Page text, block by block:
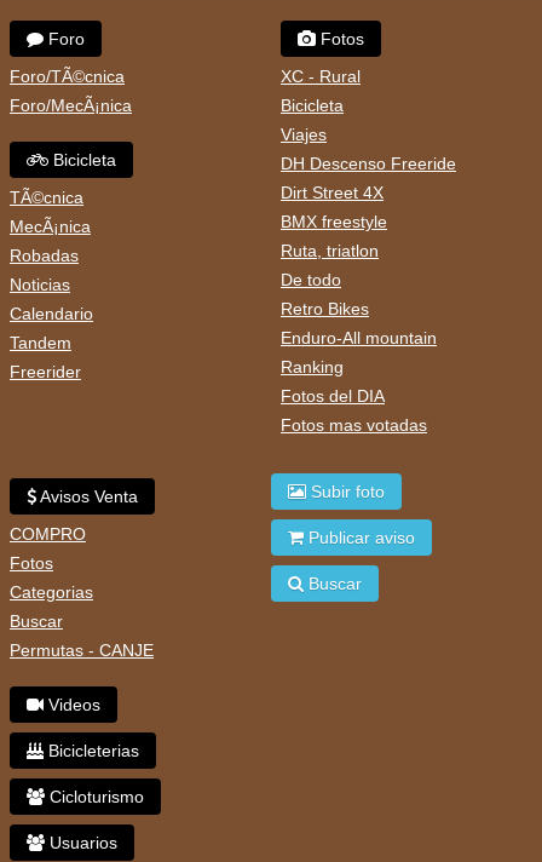
Foro
Foro/TÃ©cnica
Foro/MecÃ¡nica
Bicicleta
TÃ©cnica
MecÃ¡nica
Robadas
Noticias
Calendario
Tandem
Freerider
Fotos
XC - Rural
Bicicleta
Viajes
DH Descenso Freeride
Dirt Street 4X
BMX freestyle
Ruta, triatlon
De todo
Retro Bikes
Enduro-All mountain
Ranking
Fotos del DIA
Fotos mas votadas
Avisos Venta
COMPRO
Fotos
Categorias
Buscar
Permutas - CANJE
Videos
Bicicleterias
Cicloturismo
Usuarios
Subir foto
Publicar aviso
Buscar